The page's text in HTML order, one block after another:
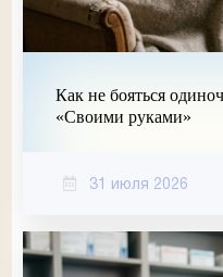
Как не бояться
«Своими руками»
31 июля 2026